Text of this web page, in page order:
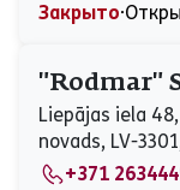
Закрыто⋅
Вторник
Среда
Четверг
Пятница
Суббота
"Rodmar"
Liepājas iela
novads, LV-
+371